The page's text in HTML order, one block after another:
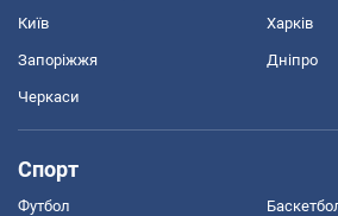
Київ Харків
Запоріжжя Дніпро
Черкаси
Спорт
Футбол